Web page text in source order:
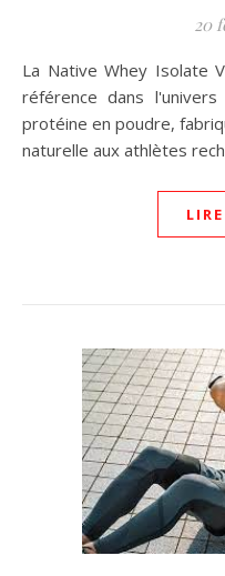
20
La Native Whey Isolate Vanille se positionne comme une
référence dans
protéine en poudre,
naturelle aux athlètes